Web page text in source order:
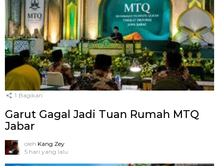
1 Bagikan
Garut Gagal Jadi Tuan Rumah MTQ
Jabar
oleh Kang Zey
5 hari yang lalu